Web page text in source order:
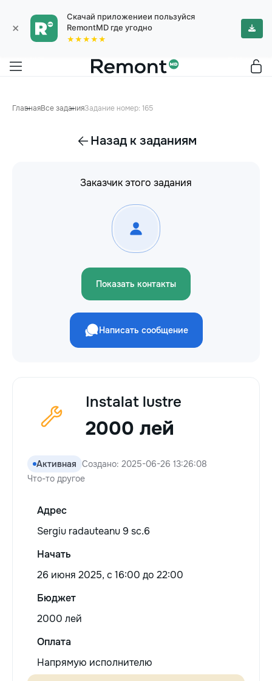
×
Скачай приложениеи пользуйся
RemontMD где угодно
★★★★★
ГлавнаяВсе заданияЗадание номер: 165
Назад к заданиям
Заказчик этого задания
Показать контакты
Написать сообщение
Instalat lustre
2000 лей
Активная Создано: 2025-06-26 13:26:08
Что-то другое
Адрес
Sergiu radauteanu 9 sc.6
Начать
26 июня 2025, c 16:00 до 22:00
Бюджет
2000 лей
Оплата
Напрямую исполнителю